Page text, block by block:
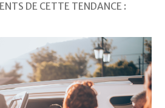
DE CETTE TENDANCE :